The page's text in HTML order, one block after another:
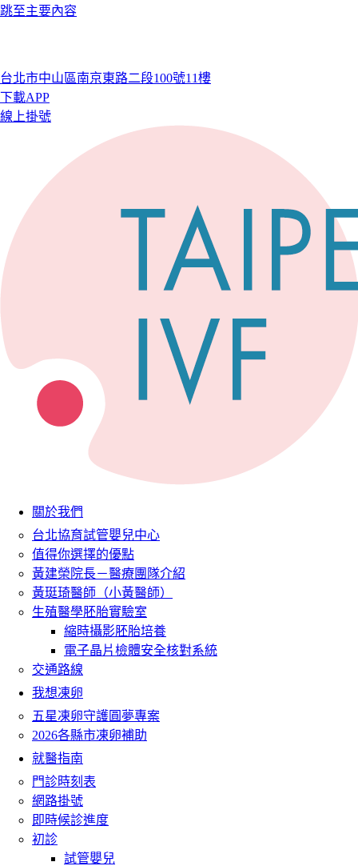
跳至主要內容
台北市中山區南京東路二段100號11樓
下載APP
線上掛號
關於我們
台北協育試管嬰兒中心
值得你選擇的優點
黃建榮院長－醫療團隊介紹
黃珽琦醫師（小黃醫師）
生殖醫學胚胎實驗室
縮時攝影胚胎培養
電子晶片檢體安全核對系統
交通路線
我想凍卵
五星凍卵守護圓夢專案
2026各縣市凍卵補助
就醫指南
門診時刻表
網路掛號
即時候診進度
初診
試管嬰兒